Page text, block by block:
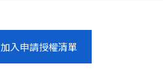
加入申請授權清單